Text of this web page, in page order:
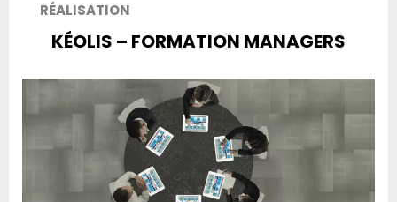
RÉALISATION
KÉOLIS – FORMATION MANAGERS